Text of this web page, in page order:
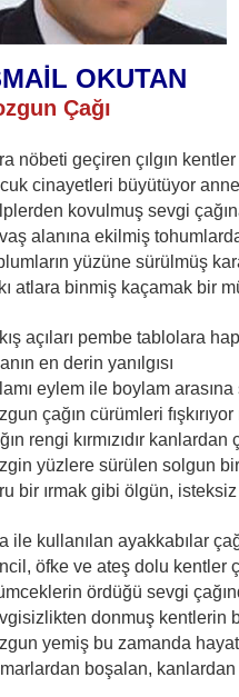
OKUTAN
Çağı
nöbeti geçiren çılgın kentler
cinayetleri büyütüyor
kovulmuş sevgi
alanına ekilmiş
yüzüne sürülmüş
atlara binmiş kaçamak bir
açıları pembe tablolara
en derin yanılgısı
eylem ile boylam arasına
çağın cürümleri
rengi kırmızıdır kanlardan
yüzlere sürülen solgun
bir ırmak gibi ölgün,
ile kullanılan ayakkabılar
öfke ve ateş dolu kentler
ördüğü sevgi
donmuş kentlerin
yemiş bu zamanda
boşalan, kanlardan